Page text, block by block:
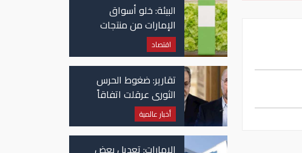
البيئة: خلو أسواق
الإمارات من منتجات
الخس المرتبطة بتفشي
داء السيكلوسبورا
اقتصاد
تقارير: ضغوط الحرس
الثوري عرقلت اتفاقاً
وشيكاً حول هرمز
أخبار عالمية
الإمارات: تعديل بعض